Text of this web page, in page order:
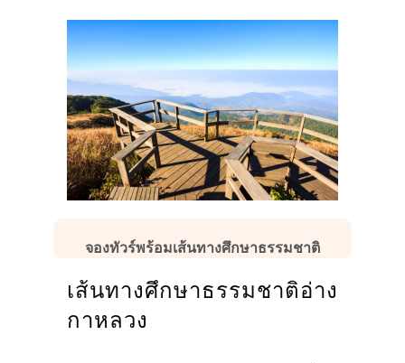
จองทัวร์พร้อมเส้นทางศึกษาธรรมชาติ
เส้นทางศึกษาธรรมชาติอ่าง
กาหลวง